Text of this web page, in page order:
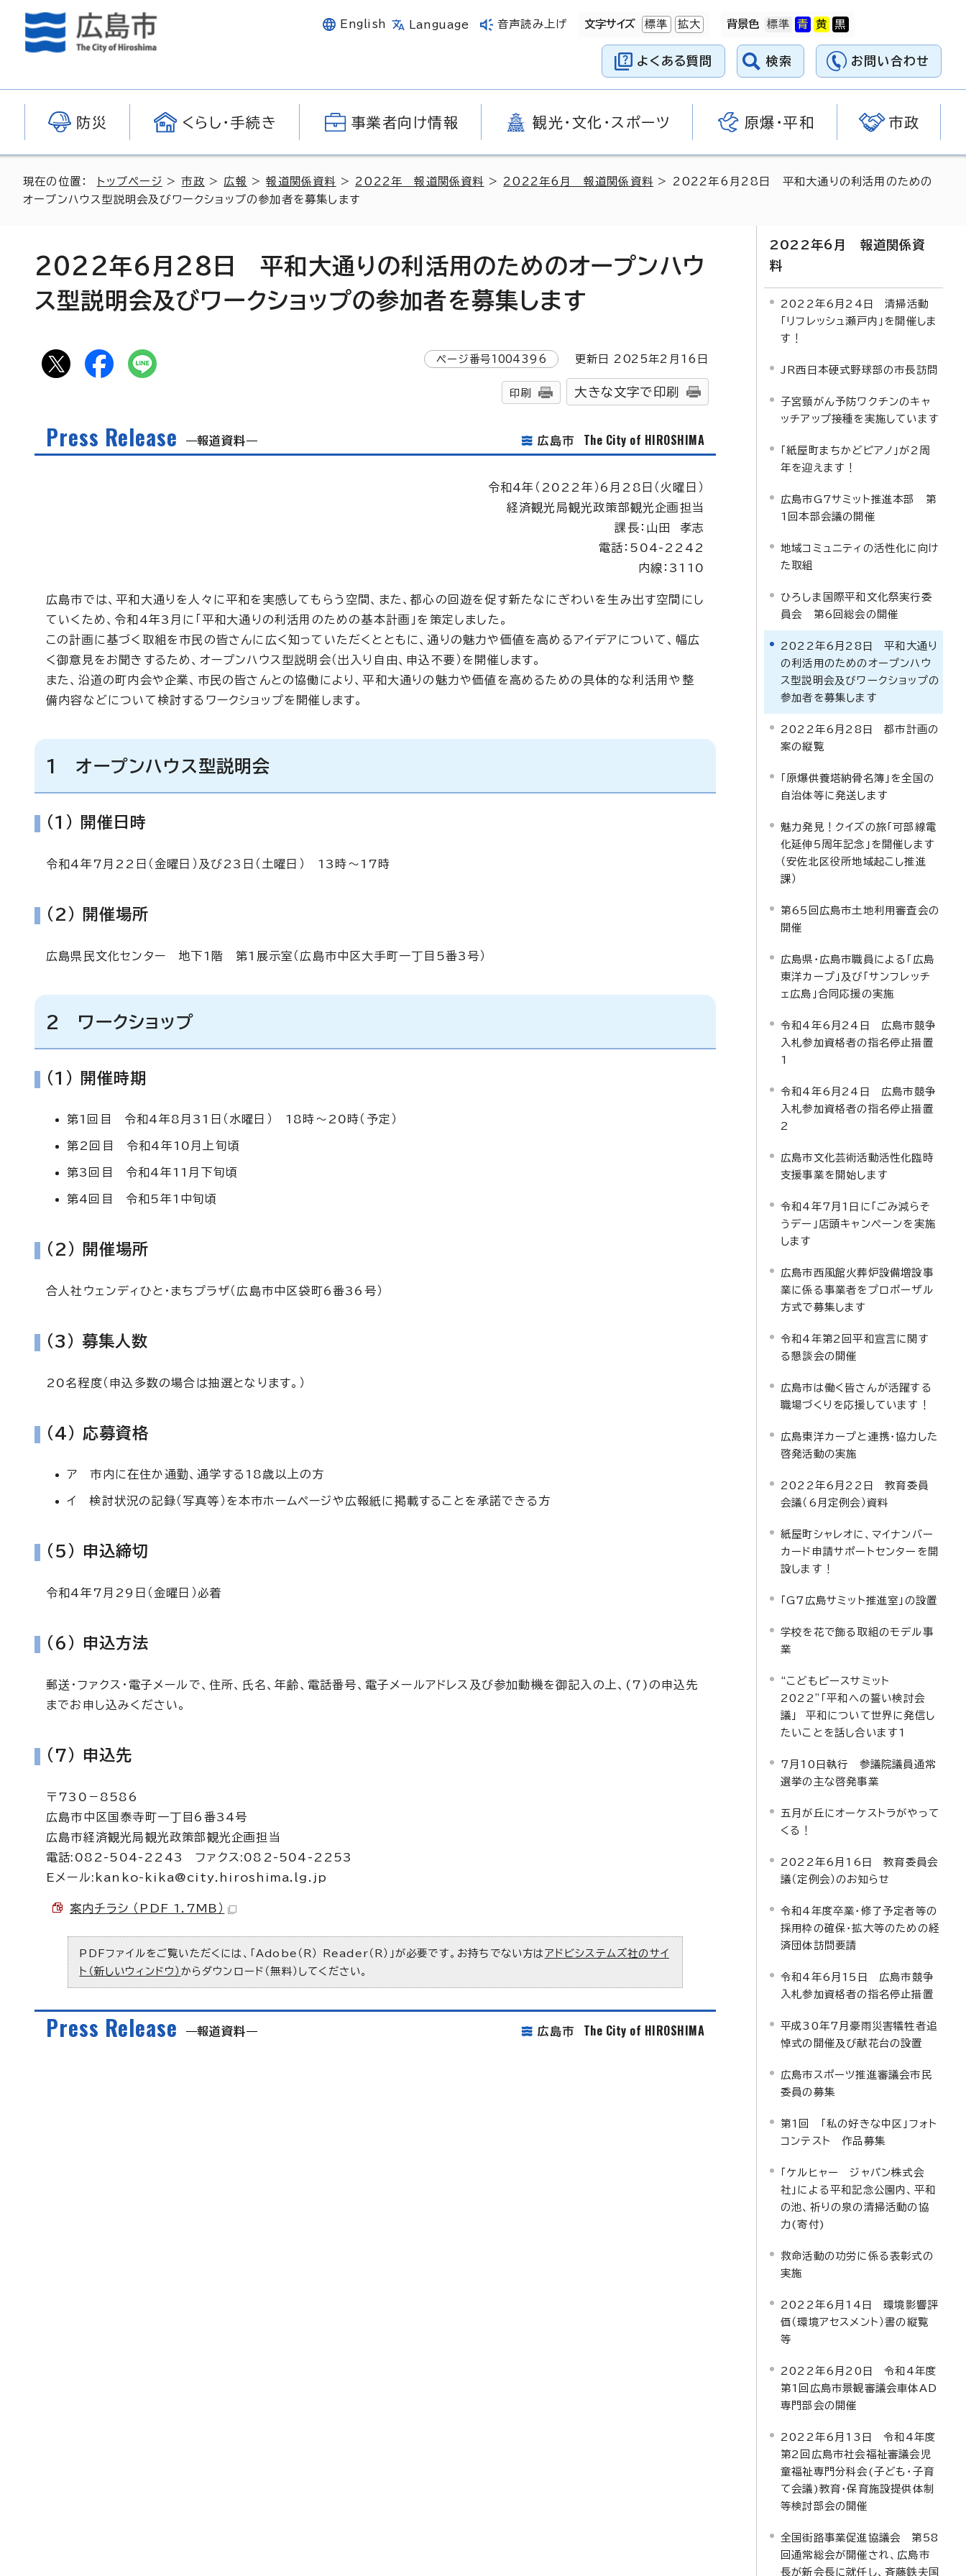
English Language 音声読み上げ 文字サイズ 標準 拡大 背景色
よくある質問 検索 お問い合わせ
防災 くらし・手続き 事業者向け情報 観光・文化・スポーツ 原爆・平和 市政
現在の位置： トップページ >市政 > 広報 >報道関係資料 > 2022年 報道関係資料 > 2022年6月 報道関係資料 > 2022年6月28日 平和大通りの利活用のための
オープンハウス型説明会及びワークショップの参加者を募集します
2022年6月28日 平和大通りの利活用のためのオープンハウ
ス型説明会及びワークショップの参加者を募集します
ページ番号1004396 更新日 2025年2月 16 日
印刷 大きな文字で印刷
Press Release 報道資料 広島市 The City of HIROSHIMA
令和4年（2022年）6月28日（火曜日）
経済観光局観光政策部観光企画担当
課長：山田 孝志
電話：504-2242
内線：3110
広島市では、平和大通りを人々に平和を実感してもらう空間、また、都心の回遊を促す新たなにぎわいを生み出す空間にし
ていくため、令和4年3月に「平和大通りの利活用のための基本計画」を策定しました。
この計画に基づく取組を市民の皆さんに広く知っていただくとともに、通りの魅力や価値を高めるアイデアについて、幅広
く御意見をお聞きするため、オープンハウス型説明会（出入り自由、申込不要）を開催します。
また、沿道の町内会や企業、市民の皆さんとの協働により、平和大通りの魅力や価値を高めるための具体的な利活用や整
備内容などについて検討するワークショップを開催します。
1 オープンハウス型説明会
(1) 開催日時
令和4年7月22日（金曜日）及び23日（土曜日） 13時～17時
(2) 開催場所
広島県民文化センター 地下1階 第1展示室（広島市中区大手町一丁目5番3号）
2 ワークショップ
(1) 開催時期
第1回目 令和4年8月31日（水曜日） 18時～20時（予定）
第2回目 令和4年10月上旬頃
第3回目 令和4年11月下旬頃
第4回目 令和5年1中旬頃
(2) 開催場所
合人社ウェンディひと・まちプラザ（広島市中区袋町6番36号）
(3) 募集人数
20名程度（申込多数の場合は抽選となります。）
(4) 応募資格
ア 市内に在住か通勤、通学する18歳以上の方
イ 検討状況の記録（写真等）を本市ホームページや広報紙に掲載することを承諾できる方
(5) 申込締切
令和4年7月29日（金曜日）必着
(6) 申込方法
郵送・ファクス・電子メールで、住所、氏名、年齢、電話番号、電子メールアドレス及び参加動機を御記入の上、(7)の申込先
までお申し込みください。
(7) 申込先
〒730－8586
広島市中区国泰寺町一丁目6番34号
広島市経済観光局観光政策部観光企画担当
電話:082-504-2243 ファクス:082-504-2253
Eメール: kanko-kika@city.hiroshima.lg.jp
案内チラシ （PDF 1.7MB）
PDFファイルをご覧いただくには、「Adobe（R） Reader（R）」が必要です。お持ちでない方は アドビシステムズ社のサイ
ト（新しいウィンドウ） からダウンロード（無料）してください。
Press Release 報道資料 広島市 The City of HIROSHIMA
2022年6月 報道関係資
料
2022年6月24日 清掃活動
「リフレッシュ瀬戸内」を開催しま
す！
JR西日本硬式野球部の市長訪問
子宮頸がん予防ワクチンのキャ
ッチアップ接種を実施しています
「紙屋町まちかどピアノ」が2周
年を迎えます！
広島市G7サミット推進本部 第
1回本部会議の開催
地域コミュニティの活性化に向け
た取組
ひろしま国際平和文化祭実行委
員会 第6回総会の開催
2022年6月28日 平和大通り
の利活用のためのオープンハウ
ス型説明会及びワークショップの
参加者を募集します
2022年6月28日 都市計画の
案の縦覧
「原爆供養塔納骨名簿」を全国の
自治体等に発送します
魅力発見！クイズの旅「可部線電
化延伸5周年記念」を開催します
（安佐北区役所地域起こし推進
課）
第65回広島市土地利用審査会の
開催
広島県・広島市職員による「広島
東洋カープ」及び「サンフレッチ
ェ広島」合同応援の実施
令和4年6月24日 広島市競争
入札参加資格者の指名停止措置
1
令和4年6月24日 広島市競争
入札参加資格者の指名停止措置
2
広島市文化芸術活動活性化臨時
支援事業を開始します
令和4年7月1日に「ごみ減らそ
うデー」店頭キャンペーンを実施
します
広島市西風館火葬炉設備増設事
業に係る事業者をプロポーザル
方式で募集します
令和4年第2回平和宣言に関す
る懇談会の開催
広島市は働く皆さんが活躍する
職場づくりを応援しています！
広島東洋カープと連携・協力した
啓発活動の実施
2022年6月22日 教育委員
会議（6月定例会）資料
紙屋町シャレオに、マイナンバー
カード申請サポートセンターを開
設します！
「G7広島サミット推進室」の設置
学校を花で飾る取組のモデル事
業
“こどもピースサミット
2022”「平和への誓い検討会
議」 平和について世界に発信し
たいことを話し合います1
7月10日執行 参議院議員通常
選挙の主な啓発事業
五月が丘にオーケストラがやって
くる！
2022年6月16日 教育委員会
議（定例会）のお知らせ
令和4年度卒業・修了予定者等の
採用枠の確保・拡大等のための経
済団体訪問要請
令和4年6月15日 広島市競争
入札参加資格者の指名停止措置
平成30年7月豪雨災害犠牲者追
悼式の開催及び献花台の設置
広島市スポーツ推進審議会市民
委員の募集
第1回 「私の好きな中区」フォト
コンテスト 作品募集
「ケルヒャー ジャパン株式会
社」による平和記念公園内、平和
の池、祈りの泉の清掃活動の協
力(寄付)
救命活動の功労に係る表彰式の
実施
2022年6月14日 環境影響評
価（環境アセスメント）書の縦覧
等
2022年6月20日 令和4年度
第1回広島市景観審議会車体AD
専門部会の開催
2022年6月13日 令和4年度
第2回広島市社会福祉審議会児
童福祉専門分科会(子ども・子育
て会議)教育・保育施設提供体制
等検討部会の開催
全国街路事業促進協議会 第58
回通常総会が開催され、広島市
長が新会長に就任し、斉藤鉄夫国